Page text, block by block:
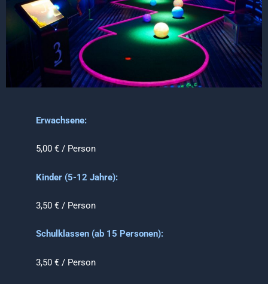
Erwachsene:
5,00 € / Person
Kinder (5-12 Jahre):
3,50 € / Person
Schulklassen (ab 15 Personen):
3,50 € / Person